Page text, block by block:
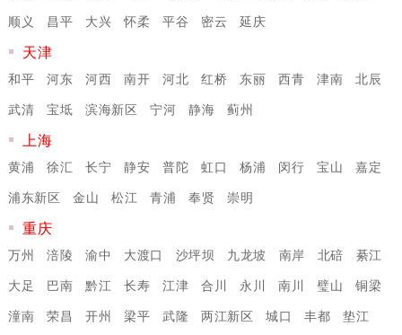
顺义
昌平 大兴 怀柔 平谷 密云 延庆
天津
和平 河东 河西 南开 河北 红桥 东丽 西青 津南
北辰
武清
宝坻 滨海新区 宁河 静海 蓟州
上海
黄浦 徐汇 长宁 静安 普陀 虹口 杨浦 闵行 宝山
嘉定
浦东新区
金山 松江 青浦 奉贤 崇明
重庆
万州 涪陵 渝中 大渡口 沙坪坝 九龙坡 南岸 北碚
綦江
大足
巴南 黔江 长寿 江津 合川 永川 南川 璧山
铜梁
潼南
荣昌 开州 梁平 武隆 两江新区 城口 丰都
垫江